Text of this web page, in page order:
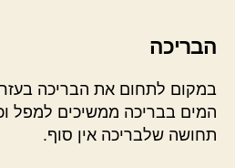
הבריכה
במקום לתחום את הבריכה
המים בבריכה ממשיכים למפל
תחושה שלבריכה אין סוף.